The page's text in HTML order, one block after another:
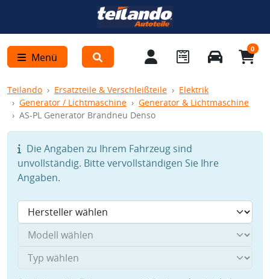
Menü
0
Teilando Ersatzteile & Verschleißteile
Elektrik
Generator / Lichtmaschine
Generator & Lichtmaschine
AS-PL Generator Brandneu Denso
Die Angaben zu Ihrem Fahrzeug sind
unvollständig. Bitte vervollständigen Sie Ihre
Angaben.